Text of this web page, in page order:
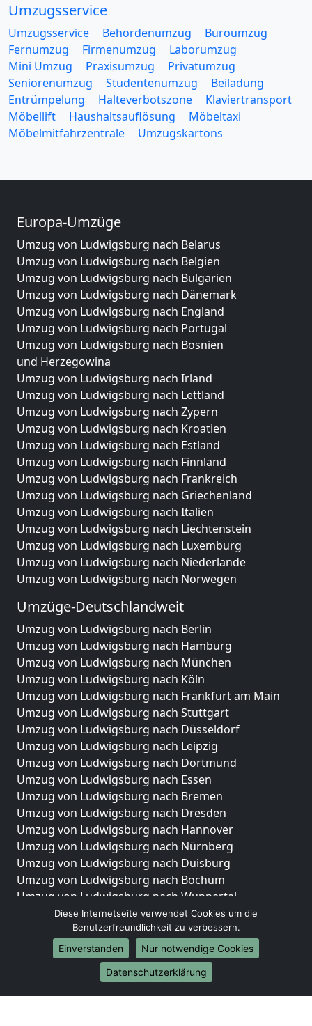
Umzugsservice
Umzugsservice Behördenumzug
Büroumzug
Fernumzug
Firmenumzug
Laborumzug
Mini Umzug
Praxisumzug
Privatumzug
Seniorenumzug
Studentenumzug
Beiladung
Entrümpelung
Halteverbotszone
Klaviertransport
Möbellift
Haushaltsauflösung
Möbeltaxi
Möbelmitfahrzentrale
Umzugskartons
Europa-Umzüge
Umzug von Ludwigsburg nach Belarus
Umzug von Ludwigsburg nach Belgien
Umzug von Ludwigsburg nach Bulgarien
Umzug von Ludwigsburg nach Dänemark
Umzug von Ludwigsburg nach England
Umzug von Ludwigsburg nach Portugal
Umzug von Ludwigsburg nach Bosnien
und Herzegowina
Umzug von Ludwigsburg nach Irland
Umzug von Ludwigsburg nach Lettland
Umzug von Ludwigsburg nach Zypern
Umzug von Ludwigsburg nach Kroatien
Umzug von Ludwigsburg nach Estland
Umzug von Ludwigsburg nach Finnland
Umzug von Ludwigsburg nach Frankreich
Umzug von Ludwigsburg nach Griechenland
Umzug von Ludwigsburg nach Italien
Umzug von Ludwigsburg nach Liechtenstein
Umzug von Ludwigsburg nach Luxemburg
Umzug von Ludwigsburg nach Niederlande
Umzug von Ludwigsburg nach Norwegen
Umzüge-Deutschlandweit
Umzug von Ludwigsburg nach Berlin
Umzug von Ludwigsburg nach Hamburg
Umzug von Ludwigsburg nach München
Umzug von Ludwigsburg nach Köln
Umzug von Ludwigsburg nach Frankfurt am Main
Umzug von Ludwigsburg nach Stuttgart
Umzug von Ludwigsburg nach Düsseldorf
Umzug von Ludwigsburg nach Leipzig
Umzug von Ludwigsburg nach Dortmund
Umzug von Ludwigsburg nach Essen
Umzug von Ludwigsburg nach Bremen
Umzug von Ludwigsburg nach Dresden
Umzug von Ludwigsburg nach Hannover
Umzug von Ludwigsburg nach Nürnberg
Umzug von Ludwigsburg nach Duisburg
Umzug von Ludwigsburg nach Bochum
Umzug von Ludwigsburg nach Wuppertal
Umzug von Ludwigsburg nach Bielefeld
Umzug von Ludwigsburg nach Bonn
Umzug von Ludwigsburg nach Münster
Internationale-Umzüge
Umzug von Ludwigsburg nach Brasilien
Diese Internetseite verwendet Cookies um die
Benutzerfreundlichkeit zu verbessern.
Einverstanden
Nur notwendige Cookies
Datenschutzerklärung